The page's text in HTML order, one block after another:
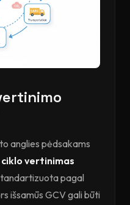
anglies pėdsakams
ciklo vertinimas
pagal
išsamūs GCV gali būti